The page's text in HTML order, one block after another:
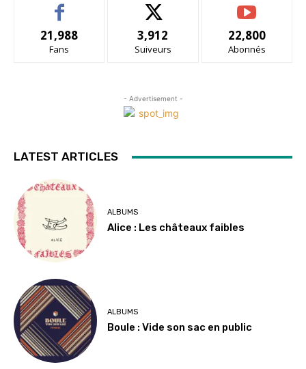
21,988
Fans
3,912
Suiveurs
22,800
Abonnés
- Advertisement -
LATEST ARTICLES
ALBUMS
Alice : Les châteaux faibles
ALBUMS
Boule : Vide son sac en public